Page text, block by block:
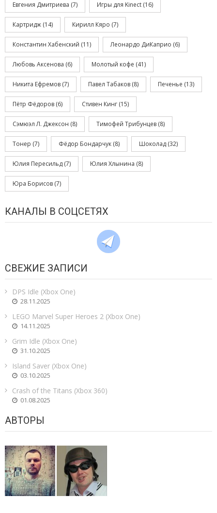
Евгения Дмитриева (7) Игры для Kinect (16)
Картридж (14) Кирилл Кяро (7)
Константин Хабенский (11) Леонардо ДиКаприо (6)
Любовь Аксенова (6) Молотый кофе (41)
Никита Ефремов (7) Павел Табаков (8) Печенье (13)
Пётр Фёдоров (6) Стивен Кинг (15)
Сэмюэл Л. Джексон (8) Тимофей Трибунцев (8)
Тонер (7) Фёдор Бондарчук (8) Шоколад (32)
Юлия Пересильд (7) Юлия Хлынина (8)
Юра Борисов (7)
КАНАЛЫ В СОЦСЕТЯХ
СВЕЖИЕ ЗАПИСИ
DPS Idle (Xbox One)
28.11.2025
LEGO Marvel Super Heroes 2 (Xbox One)
14.11.2025
Grim Idle (Xbox One)
31.10.2025
Island Saver (Xbox One)
03.10.2025
Crash of the Titans (Xbox 360)
01.08.2025
АВТОРЫ